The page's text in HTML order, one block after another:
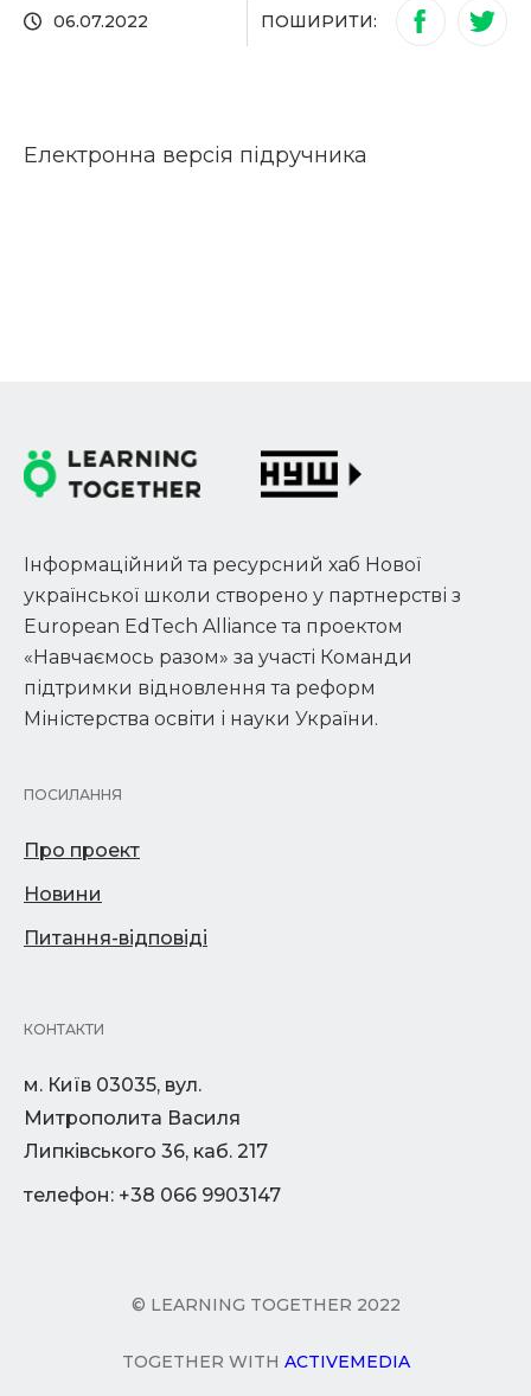
06.07.2022 ПОШИРИТИ:
Електронна версія підручника
Інформаційний та ресурсний хаб Нової
української школи створено у партнерстві з
European EdTech Alliance та проектом
«Навчаємось разом» за участі Команди
підтримки відновлення та реформ
Міністерства освіти і науки України.
ПОСИЛАННЯ
Про проект
Новини
Питання-відповіді
КОНТАКТИ
м. Київ 03035, вул.
Митрополита Василя
Липківського 36, каб. 217
телефон: +38 066 9903147
© LEARNING TOGETHER 2022
TOGETHER WITH ACTIVEMEDIA